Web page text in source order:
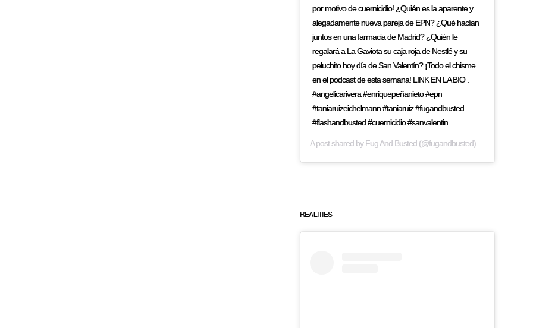
por motivo de cuernicidio! ¿Quién es la aparente y
alegadamente nueva pareja de EPN? ¿Qué hacían
juntos en una farmacia de Madrid? ¿Quién le
regalará a La Gaviota su caja roja de Nestlé y su
peluchito hoy día de San Valentín? ¡Todo el chisme
en el podcast de esta semana! LINK EN LA BIO .
#angelicarivera #enriquepeñanieto #epn
#taniaruizeichelmann #taniaruiz #fugandbusted
#flashandbusted #cuernicidio #sanvalentin
A post shared byFug And Busted(@fugandbusted) on
REALITIES